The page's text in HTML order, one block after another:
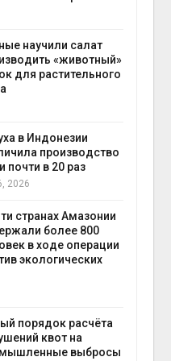
научили салат
«животный»
для растительного
в Индонезии
производство
почти в 20 раз
2026
странах Амазонии
более 800
в ходе операции
экологических
порядок расчёта
квот на
выбросы